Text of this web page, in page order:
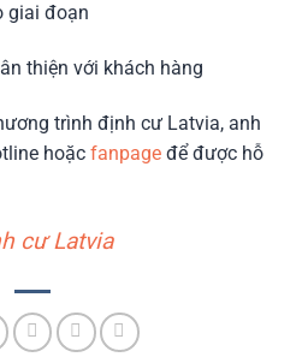
giai đoạn
thiện với khách hàng
trình định cư Latvia, anh
hoặc fanpage để được hỗ
cư Latvia